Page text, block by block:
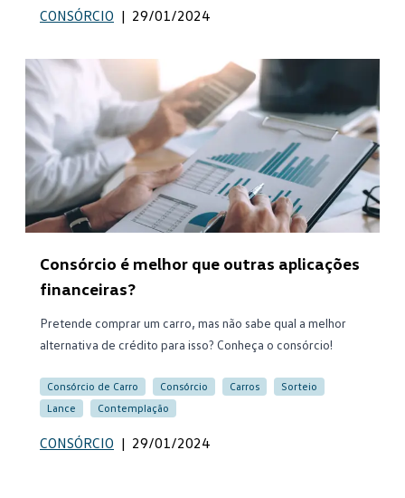
CONSÓRCIO | 29/01/2024
Consórcio é melhor que outras aplicações
financeiras?
Pretende comprar um carro, mas não sabe qual a melhor
alternativa de crédito para isso? Conheça o consórcio!
Consórcio de Carro Consórcio Carros
Sorteio
Lance
Contemplação
CONSÓRCIO | 29/01/2024